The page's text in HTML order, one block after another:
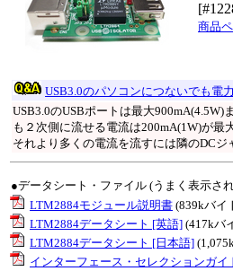
商品
USB3.0のパソコンにつないでも電
USB3.0のUSBポートは最大
も２次側に流せる電流は200mA(1W)が最
それより多くの電流を流すには隣のDCジ
●データシート・ファイル (うまく表示さ
LTM2884モジュール説明書 (839kバイ
LTM2884データシート [英語] (417kバ
LTM2884データシート [日本語]
インターフェース・セレクションガイ